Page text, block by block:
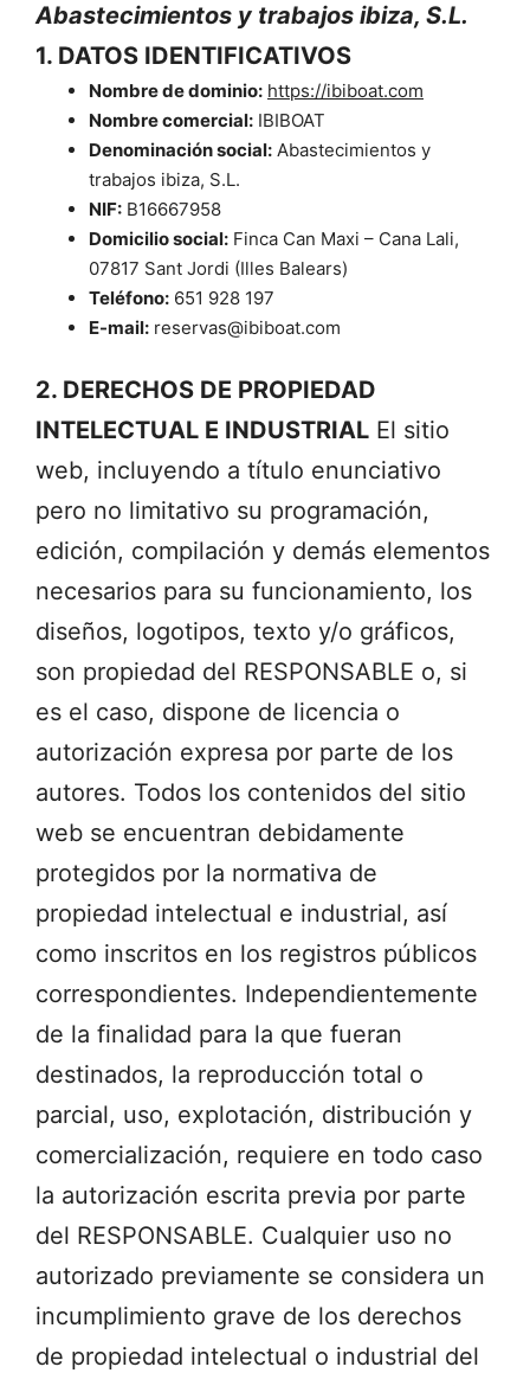
Abastecimientos y trabajos ibiza, S.L.
1. DATOS IDENTIFICATIVOS
Nombre de dominio: https://ibiboat.com
Nombre comercial: IBIBOAT
Denominación social: Abastecimientos y
trabajos ibiza, S.L.
NIF: B16667958
Domicilio social: Finca Can Maxi – Cana Lali,
07817 Sant Jordi (Illes Balears)
Teléfono: 651 928 197
E-mail: reservas@ibiboat.com
2. DERECHOS DE PROPIEDAD
INTELECTUAL E INDUSTRIAL El sitio
web, incluyendo a título enunciativo
pero no limitativo su programación,
edición, compilación y demás elementos
necesarios para su funcionamiento, los
diseños, logotipos, texto y/o gráficos,
son propiedad del RESPONSABLE o, si
es el caso, dispone de licencia o
autorización expresa por parte de los
autores. Todos los contenidos del sitio
web se encuentran debidamente
protegidos por la normativa de
propiedad intelectual e industrial, así
como inscritos en los registros públicos
correspondientes. Independientemente
de la finalidad para la que fueran
destinados, la reproducción total o
parcial, uso, explotación, distribución y
comercialización, requiere en todo caso
la autorización escrita previa por parte
del RESPONSABLE. Cualquier uso no
autorizado previamente se considera un
incumplimiento grave de los derechos
de propiedad intelectual o industrial del